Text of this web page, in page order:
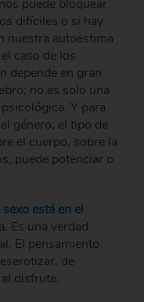
puede bloquear
difíciles o si hay
nuestra autoestima
caso de los
depende en gran
no es solo una
Y para
género, el tipo de
el cuerpo, sobre la
puede potenciar o
sexo está en el
Es una verdad
El pensamiento
de
disfrute.